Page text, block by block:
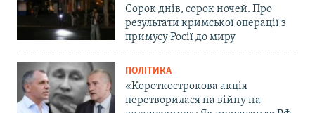
Сорок днів, сорок ночей. Про
результати кримської операції з
примусу Росії до миру
ПОЛІТИКА
«Короткострокова акція
перетворилася на війну на